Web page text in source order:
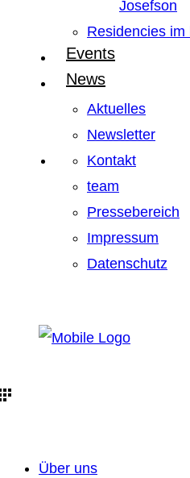
Josefson
Residencies im
Events
News
Aktuelles
Newsletter
Kontakt
team
Pressebereich
Impressum
Datenschutz
Über uns